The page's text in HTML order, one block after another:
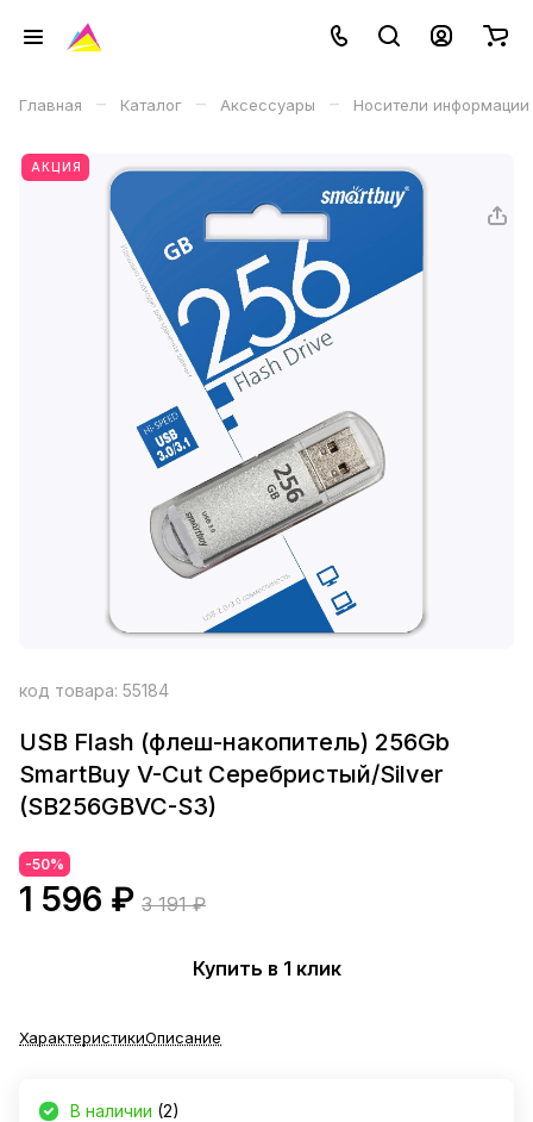
Главная – Каталог – Аксессуары – Носители информации
АКЦИЯ
код товара: 55184
USB Flash (флеш-накопитель) 256Gb
SmartBuy V-Cut Серебристый/Silver
(SB256GBVC-S3)
-50%
1 596 ₽ 3 191 ₽
Купить в 1 клик
ХарактеристикиОписание
В наличии (2)